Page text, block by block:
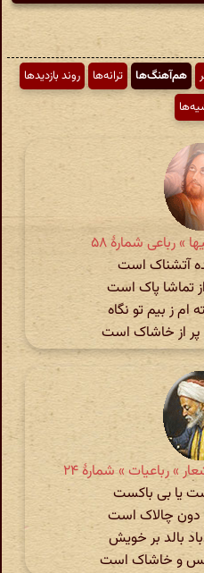
هم‌آهنگ‌ها ترانه‌ها
روند بازدیدها
» رباعی شمارهٔ ۵۸
آتشناک است
تماشا پاک است
ز بیم تو نگاه
پر از خاشاک است
» رباعیات » شمارهٔ ۲۴
یا بی باکست
دون چالاک است
بالد بر خویش
و خاشاک است